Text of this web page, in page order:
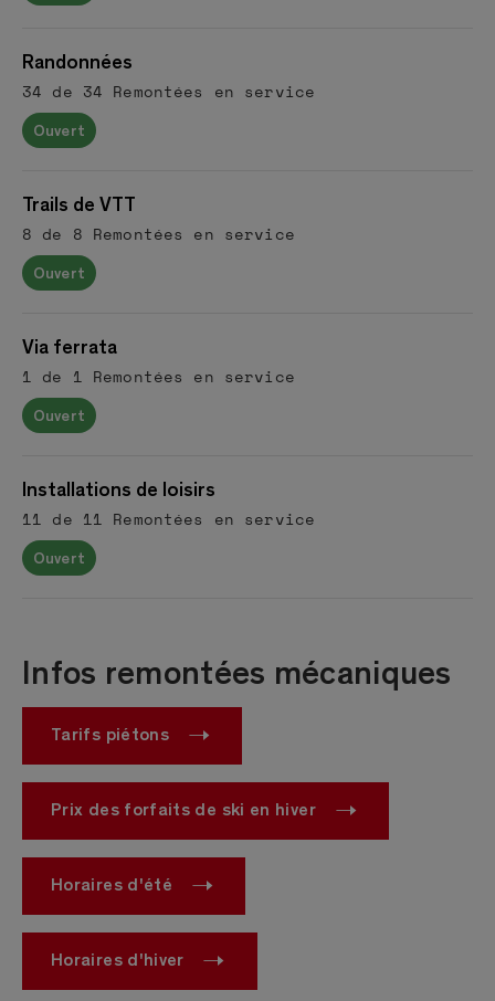
Randonnées
34 de 34 Remontées en service
Ouvert
Trails de VTT
8 de 8 Remontées en service
Ouvert
Via ferrata
1 de 1 Remontées en service
Ouvert
Installations de loisirs
11 de 11 Remontées en service
Ouvert
Infos remontées mécaniques
Tarifs piétons
Prix des forfaits de ski en hiver
Horaires d'été
Horaires d'hiver